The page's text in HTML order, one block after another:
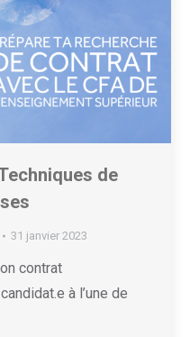
de
31 janvier 2023
contrat
à l’une de